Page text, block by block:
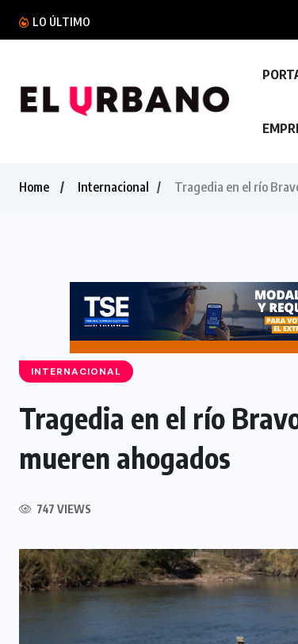
LO ÚLTIMO
Home Internacional Tragedia en el río
INTERNACIONAL
Tragedia en el río
mueren ahogados
747 VIEWS
INTERNACIONAL
6 AGOSTO, 2026